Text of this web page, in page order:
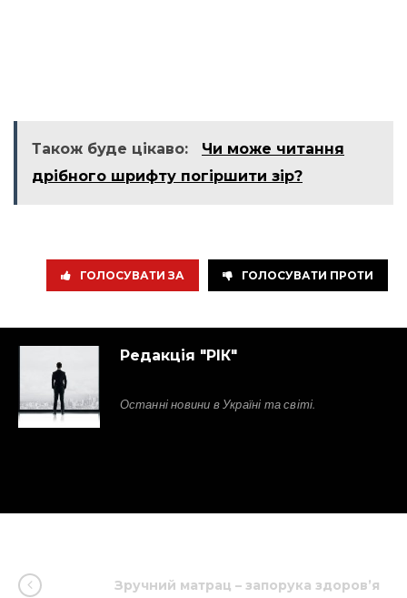
Також буде цікаво:
Чи може читання
дрібного шрифту погіршити зір?
ГОЛОСУВАТИ ЗА ГОЛОСУВАТИ ПРОТИ
Редакція "РІК"
Останні новини в Україні та світі.
Зручний матрац – запорука здоров’я